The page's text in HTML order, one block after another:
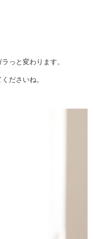
っと変わります。
ださいね。